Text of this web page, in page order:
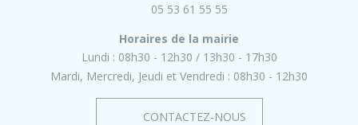
05 53 61 55 55
Horaires de la mairie
Lundi : 08h30 - 12h30
13h30 - 17h30
Mardi, Mercredi, Jeudi et Vendredi : 08h30 - 12h30
CONTACTEZ-NOUS